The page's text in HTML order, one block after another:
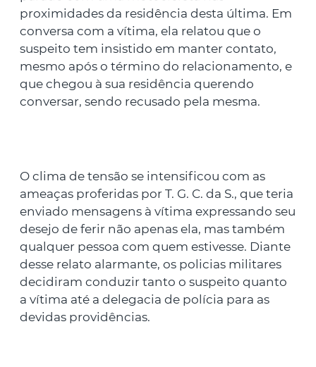
proximidades da residência desta última. Em
conversa com a vítima, ela relatou que o
suspeito tem insistido em manter contato,
mesmo após o término do relacionamento, e
que chegou à sua residência querendo
conversar, sendo recusado pela mesma.
O clima de tensão se intensificou com as
ameaças proferidas por T. G. C. da S., que teria
enviado mensagens à vítima expressando seu
desejo de ferir não apenas ela, mas também
qualquer pessoa com quem estivesse. Diante
desse relato alarmante, os policias militares
decidiram conduzir tanto o suspeito quanto
a vítima até a delegacia de polícia para as
devidas providências.